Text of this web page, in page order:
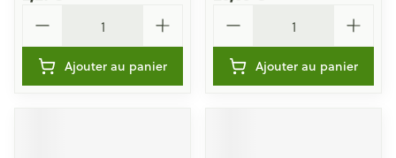
Ajouter au panier Ajouter au panier